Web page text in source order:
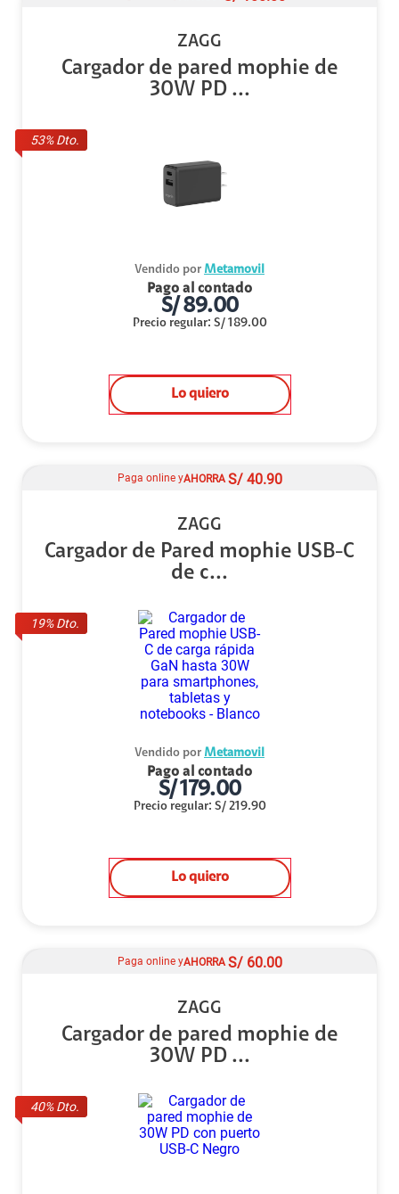
53% Dto.
ZAGG
Cargador de pared mophie de
30W PD ...
Vendido por Metamovil
Pago al contado
S/89.00
Precio regular: S/ 189.00
Lo quiero
19% Dto.
Paga online yAHORRA S/ 40.90
ZAGG
Cargador de Pared mophie USB-C
de c...
Vendido por Metamovil
Pago al contado
S/179.00
Precio regular: S/ 219.90
Lo quiero
40% Dto.
Paga online yAHORRA S/ 60.00
ZAGG
Cargador de pared mophie de
30W PD ...